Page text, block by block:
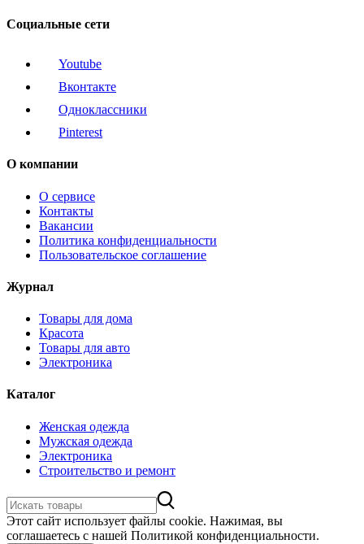
Социальные сети
Youtube
Вконтакте
Одноклассники
Pinterest
О компании
О сервисе
Контакты
Вакансии
Политика конфиденциальности
Пользовательское соглашение
Журнал
Товары для дома
Красота
Товары для авто
Электроника
Каталог
Женская одежда
Мужская одежда
Электроника
Строительство и ремонт
Этот сайт использует файлы cookie. Нажимая, вы
соглашаетесь с нашей Политикой конфиденциальности.